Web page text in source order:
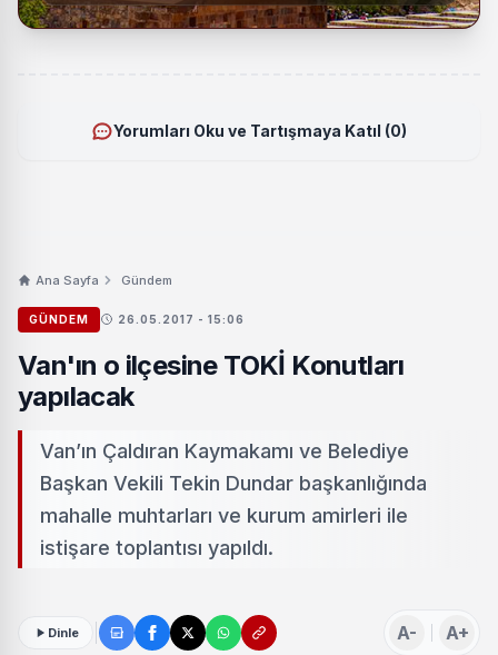
Yorumları Oku ve Tartışmaya Katıl (0)
Ana Sayfa Gündem
GÜNDEM 26.05.2017 - 15:06
Van'ın o ilçesine TOKİ Konutları
yapılacak
Van’ın Çaldıran Kaymakamı ve Belediye
Başkan Vekili Tekin Dundar başkanlığında
mahalle muhtarları ve kurum amirleri ile
istişare toplantısı yapıldı.
Dinle A- A+